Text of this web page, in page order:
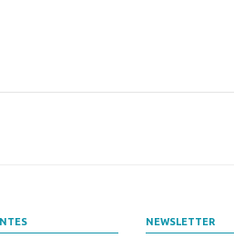
NEWSLETTER